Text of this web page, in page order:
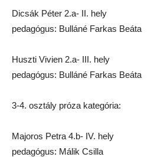
Dicsák Péter 2.a- II.
pedagógus: Bulláné Farkas Beáta
Huszti Vivien 2.a- III.
pedagógus: Bulláné Farkas Beáta
3-4. osztály próza kategória:
Majoros Petra 4.b- IV.
pedagógus: Málik Csilla